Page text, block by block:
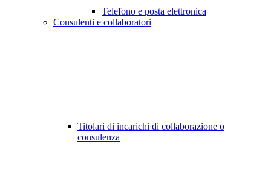
Telefono e posta elettronica
Consulenti e collaboratori
Titolari di incarichi di collaborazione o
consulenza